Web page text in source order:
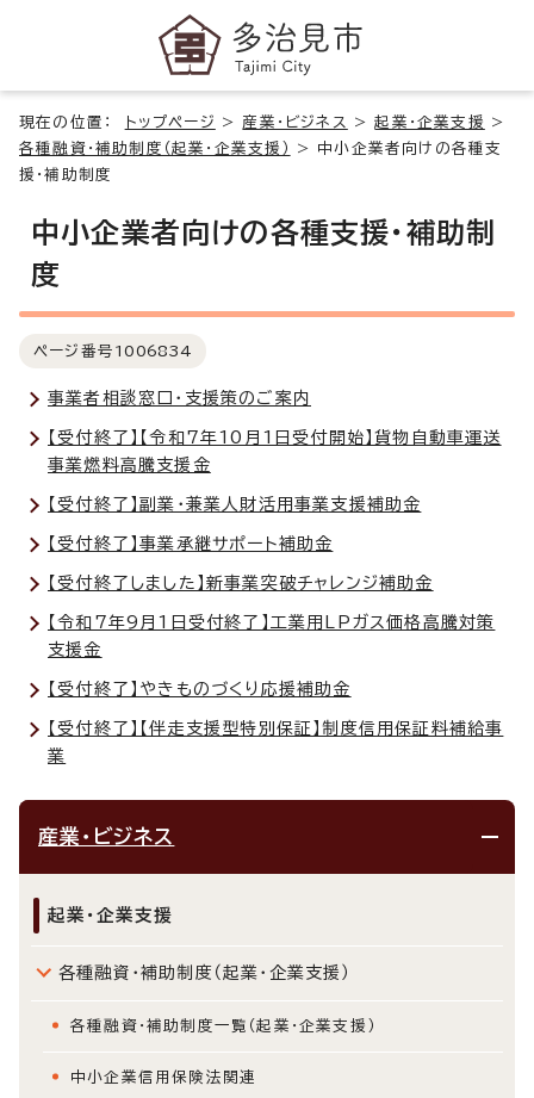
現在の位置： トップページ > 産業・ビジネス >起業・企業支援
>
各種融資・補助制度（起業・企業支援）
> 中小企業者向けの各種支
援・補助制度
中小企業者向けの各種支援・補助制
度
ページ番号 1006834
事業者相談窓口・支援策のご案内
【受付終了】【令和7年10月1日受付開始】貨物自動車運送
事業燃料高騰支援金
【受付終了】副業・兼業人財活用事業支援補助金
【受付終了】事業承継サポート補助金
【受付終了しました】新事業突破チャレンジ補助金
【令和7年9月1日受付終了】工業用LPガス価格高騰対策
支援金
【受付終了】やきものづくり応援補助金
【受付終了】【伴走支援型特別保証】制度信用保証料補給事
業
産業・ビジネス
起業・企業支援
各種融資・補助制度（起業・企業支援）
各種融資・補助制度一覧（起業・企業支援）
中小企業信用保険法関連